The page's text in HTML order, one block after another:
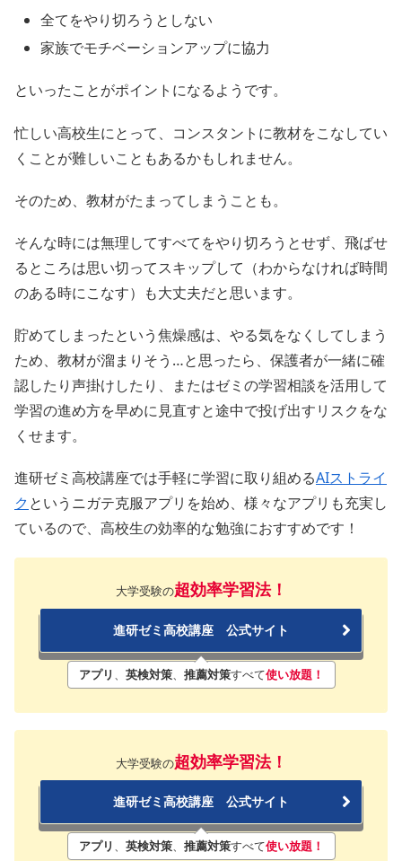
全てをやり切ろうとしない
家族でモチベーションアップに協力
といったことがポイントになるようです。
忙しい高校生にとって、コンスタントに教材をこなしてい
くことが難しいこともあるかもしれません。
そのため、教材がたまってしまうことも。
そんな時には無理してすべてをやり切ろうとせず、飛ばせ
るところは思い切ってスキップして（わからなければ時間
のある時にこなす）も大丈夫だと思います。
貯めてしまったという焦燥感は、やる気をなくしてしまう
ため、教材が溜まりそう…と思ったら、保護者が一緒に確
認したり声掛けしたり、またはゼミの学習相談を活用して
学習の進め方を早めに見直すと途中で投げ出すリスクをな
くせます。
進研ゼミ高校講座では手軽に学習に取り組めるAIストライ
クというニガテ克服アプリを始め、様々なアプリも充実し
ているので、高校生の効率的な勉強におすすめです！
大学受験の超効率学習法！
進研ゼミ高校講座 公式サイト
アプリ 、 英検対策、 推薦対策すべて使い放題！
大学受験の超効率学習法！
進研ゼミ高校講座 公式サイト
アプリ 、 英検対策、 推薦対策すべて使い放題！